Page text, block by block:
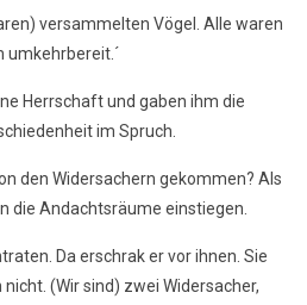
versammelten Vögel. Alle waren
umkehrbereit.´
Herrschaft und gaben ihm die
im Spruch.
den Widersachern gekommen? Als
die Andachtsräume einstiegen.
Da erschrak er vor ihnen. Sie
(Wir sind) zwei Widersacher,